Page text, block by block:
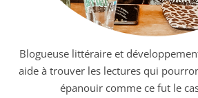
Blogueuse littéraire et
aide à trouver les lectures qui
épanouir comme ce fut le